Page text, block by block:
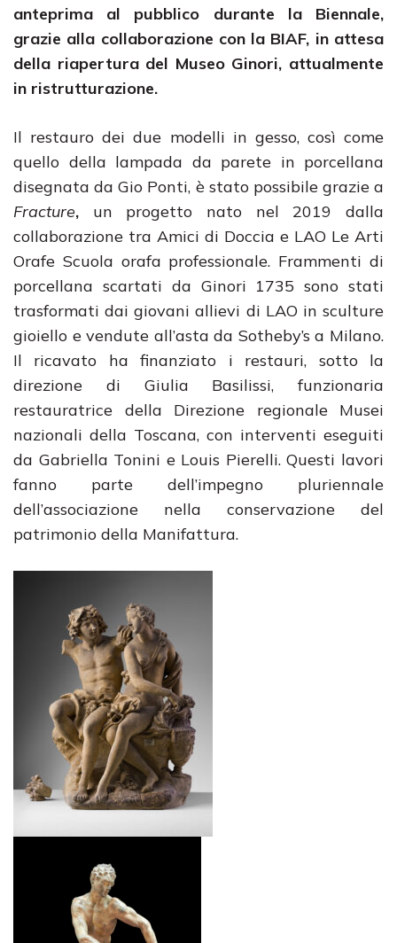
anteprima al pubblico durante la Biennale,
grazie alla collaborazione con la BIAF, in attesa
della riapertura del Museo Ginori, attualmente
in ristrutturazione.
Il restauro dei due modelli in gesso, così come
quello della lampada da parete in porcellana
disegnata da Gio Ponti, è stato possibile grazie a
Fracture, un progetto nato nel 2019 dalla
collaborazione tra Amici di Doccia e LAO Le Arti
Orafe Scuola orafa professionale. Frammenti di
porcellana scartati da Ginori 1735 sono stati
trasformati dai giovani allievi di LAO in sculture
gioiello e vendute all’asta da Sotheby’s a Milano.
Il ricavato ha finanziato i restauri, sotto la
direzione di Giulia Basilissi, funzionaria
restauratrice della Direzione regionale Musei
nazionali della Toscana, con interventi eseguiti
da Gabriella Tonini e Louis Pierelli. Questi lavori
fanno parte dell’impegno pluriennale
dell’associazione nella conservazione del
patrimonio della Manifattura.